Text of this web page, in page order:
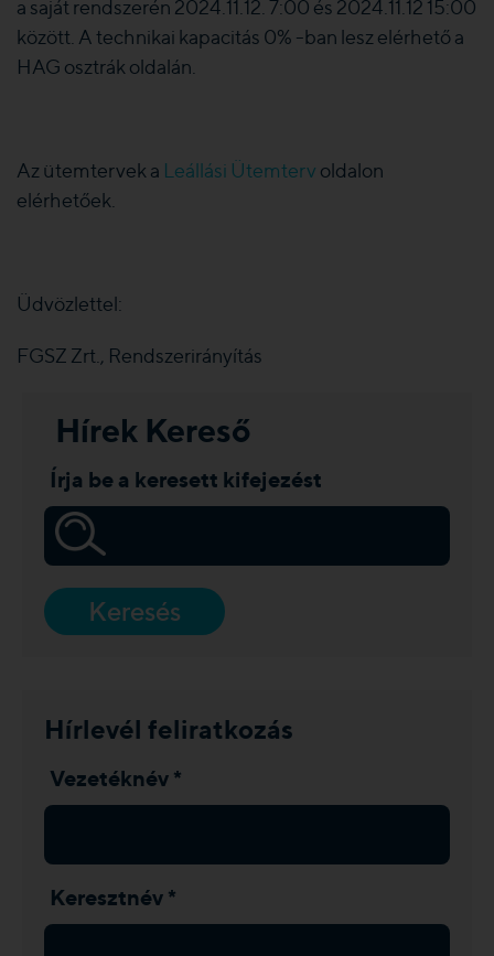
a saját rendszerén 2024.11.12. 7:00 és 2024.11.12 15:00
között. A technikai kapacitás 0% -ban lesz elérhető a
HAG osztrák oldalán.
Az ütemtervek a Leállási Ütemterv oldalon
elérhetőek.
Üdvözlettel:
FGSZ Zrt., Rendszerirányítás
Hírek Kereső
Írja be a keresett kifejezést
Keresés
Hírlevél feliratkozás
Vezetéknév *
Keresztnév *